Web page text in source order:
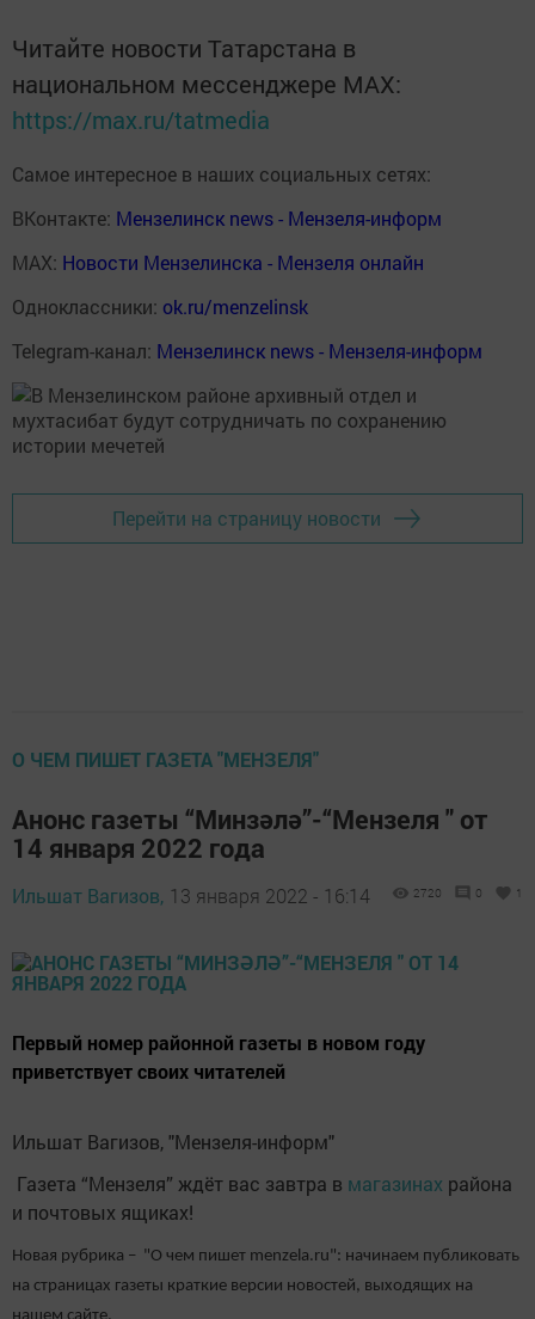
Читайте новости Татарстана в
национальном мессенджере MАХ:
https://max.ru/tatmedia
Самое интересное в наших социальных сетях:
ВКонтакте: Мензелинск news - Мензеля-информ
MAX: Новости Мензелинска - Мензеля онлайн
Одноклассники: ok.ru/menzelinsk
Telegram-канал: Мензелинск news - Мензеля-информ
Перейти на страницу новости
О ЧЕМ ПИШЕТ ГАЗЕТА "МЕНЗЕЛЯ"
Анонс газеты “Минзәлә”-“Мензеля " от
14 января 2022 года
Ильшат Вагизов, 13 января 2022 - 16:14 2720 0 1
Первый номер районной газеты в новом году
приветствует своих читателей
Ильшат Вагизов, "Мензеля-информ"
Газета “Мензеля” ждёт вас завтра в магазинах района
и почтовых ящиках!
Новая рубрика – "О чем пишет menzela.ru": начинаем публиковать
на страницах газеты краткие версии новостей, выходящих на